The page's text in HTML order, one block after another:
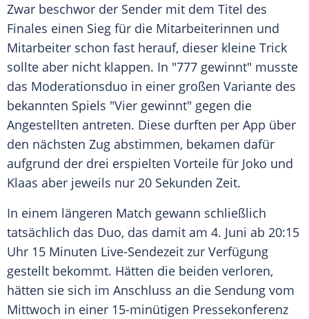
Zwar beschwor der Sender mit dem Titel des
Finales einen Sieg für die Mitarbeiterinnen und
Mitarbeiter schon fast herauf, dieser kleine Trick
sollte aber nicht klappen. In "777 gewinnt" musste
das Moderationsduo in einer großen Variante des
bekannten Spiels "Vier gewinnt" gegen die
Angestellten antreten. Diese durften per App über
den nächsten Zug abstimmen, bekamen dafür
aufgrund der drei erspielten Vorteile für Joko und
Klaas aber jeweils nur 20 Sekunden Zeit.
In einem längeren Match gewann schließlich
tatsächlich das Duo, das damit am 4. Juni ab 20:15
Uhr 15 Minuten Live-Sendezeit zur Verfügung
gestellt bekommt. Hätten die beiden verloren,
hätten sie sich im Anschluss an die Sendung vom
Mittwoch in einer 15-minütigen Pressekonferenz